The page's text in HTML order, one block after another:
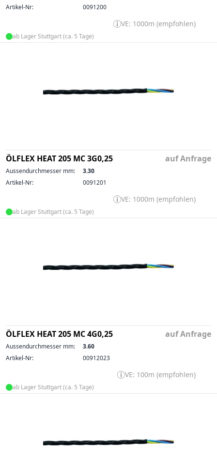
Artikel-Nr:
0091200
VE: 1000m (empfohlen)
ab Lager Stuttgart (ca. 5 Tage)
ÖLFLEX HEAT 205 MC 3G0,25 auf Anfrage
Aussendurchmesser mm:
3.30
Artikel-Nr:
0091201
VE: 1000m (empfohlen)
ab Lager Stuttgart (ca. 5 Tage)
ÖLFLEX HEAT 205 MC 4G0,25 auf Anfrage
Aussendurchmesser mm:
3.60
Artikel-Nr:
00912023
VE: 100m (empfohlen)
ab Lager Stuttgart (ca. 5 Tage)